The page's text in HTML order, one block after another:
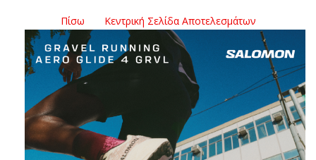
Πίσω Κεντρική Σελίδα Αποτελεσμάτων